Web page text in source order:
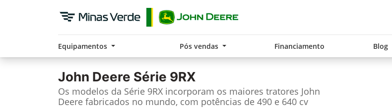
Equipamentos Pós vendas Financiamento Blog
John Deere Série 9RX
Os modelos da Série 9RX incorporam os maiores tratores John
Deere fabricados no mundo, com potências de 490 e 640 cv